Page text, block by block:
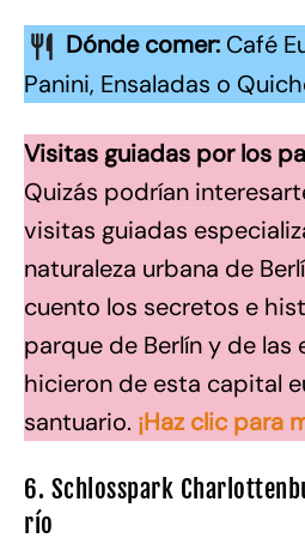
Dónde comer: Café
Panini, Ensaladas o
Visitas guiadas por los
Quizás podrían
visitas guiadas
naturaleza urbana de
cuento los secretos e
parque de Berlín y de las
hicieron de esta capital
santuario. ¡Haz clic para
6. Schlosspark
río